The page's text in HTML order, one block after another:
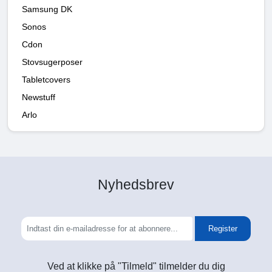
Samsung DK
Sonos
Cdon
Stovsugerposer
Tabletcovers
Newstuff
Arlo
Nyhedsbrev
Register
Ved at klikke på "Tilmeld" tilmelder du dig